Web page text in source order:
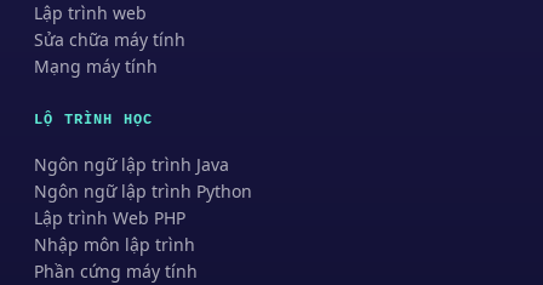
Lập trình web
Sửa chữa máy tính
Mạng máy tính
LỘ TRÌNH HỌC
Ngôn ngữ lập trình Java
Ngôn ngữ lập trình Python
Lập trình Web PHP
Nhập môn lập trình
Phần cứng máy tính